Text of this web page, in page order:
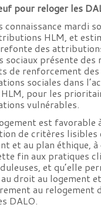
pour reloger les
connaissance mardi
HLM, et
des
sociaux présente des
de renforcement des
sociales dans
pour les
vulnérables.
est favorable
de critères lisibles
et au plan éthique,
fin aux pratiques
et qu’elle
droit au logement et
au relogement
DALO.